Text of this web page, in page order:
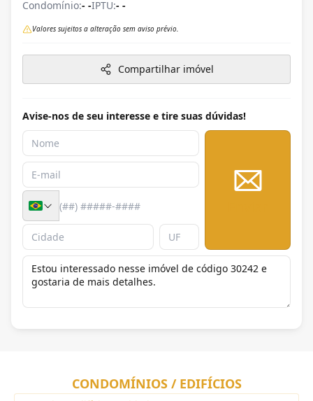
Condomínio:- -IPTU:- -
Valores sujeitos a alteração sem aviso prévio.
Compartilhar imóvel
Avise-nos de seu interesse e tire suas dúvidas!
CONDOMÍNIOS / EDIFÍCIOS